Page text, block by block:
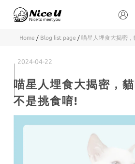
Home / Blog list page / 喵星人埋食大揭密
2024-04-22
喵星人埋食大揭密，
不是挑食唷!